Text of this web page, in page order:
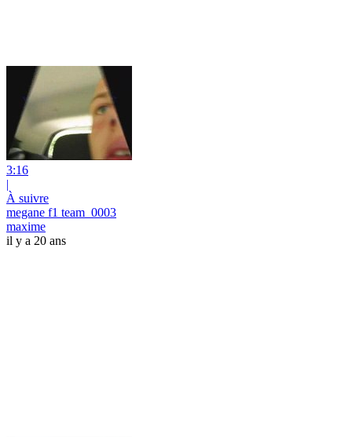
3:16
|
À suivre
megane f1 team_0003
maxime
il y a 20 ans